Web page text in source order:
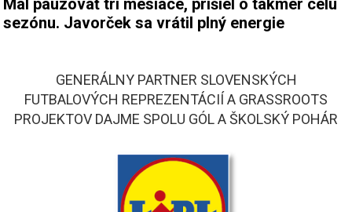
Mal pauzovať tri mesiace, prišiel o takmer celú
sezónu. Javorček sa vrátil plný energie
GENERÁLNY PARTNER SLOVENSKÝCH
FUTBALOVÝCH REPREZENTÁCIÍ A GRASSROOTS
PROJEKTOV DAJME SPOLU GÓL A ŠKOLSKÝ POHÁR